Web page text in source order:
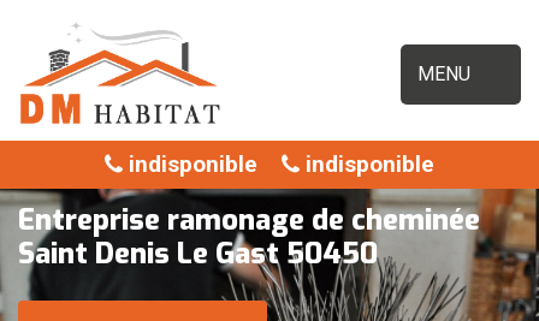
MENU
indisponible indisponible
Entreprise ramonage de cheminée
Saint Denis Le Gast 50450